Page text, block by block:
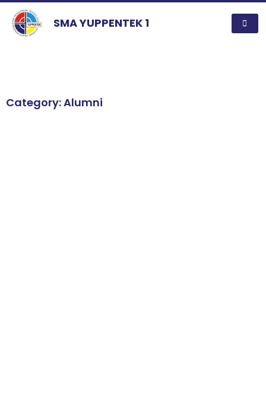
SMA YUPPENTEK 1
Category: Alumni